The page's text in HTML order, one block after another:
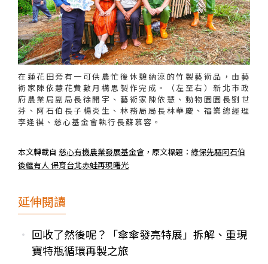
在蓮花田旁有一可供農忙後休憩納涼的竹製藝術品，由藝
術家陳依慧花費數月構思製作完成。（左至右）新北市政
府農業局副局長徐開宇、藝術家陳依慧、動物園園長劉世
芬、阿石伯長子楊炎生、林務局局長林華慶、福業總經理
李逢祺、慈心基金會執行長蘇慕容。
本文轉載自 慈心有機農業發展基金會 ，原文標題： 綠保先驅阿石伯
後繼有人 保育台北赤蛙再現曙光
延伸閱讀
回收了然後呢？「傘傘發亮特展」拆解、重現
寶特瓶循環再製之旅